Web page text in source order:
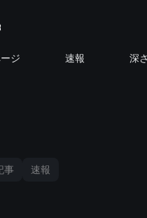
ジ 速報 深さ
事 速報